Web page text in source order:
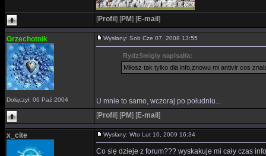
[Profil ] [PM] [E-mail ]
Grzechotnik
Dołączył: 06 Paź 2004
Wysłany: Sob Cze 07, 2008 13:55
RydzSmigly napisał/a:
Miłosz tak tylko dla info,znowu mi antivir cos
U mnie to samo, wczoraj po południu...
[Profil ] [PM] [E-mail ]
x_cite Wysłany: Wto Lut 10, 2009 16:34
Co się dzieje z forum??? wyskakuje mi cały czas